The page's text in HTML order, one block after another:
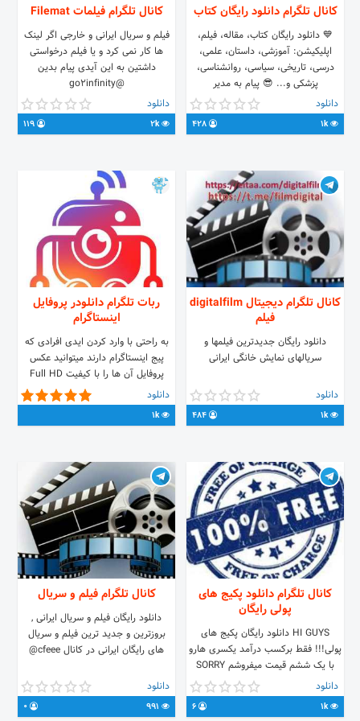
کانال تلگرام دانلود رایگان کتاب
💙 دانلود رایگان کتاب، مقاله، فیلم،
اپلیکیشن: آموزشی، داستان، علمی،
درسی، تاریخی، سیاسی، روانشناسی،
پزشکی و... 😎 پیام به مدیر
@hassan_bsh 🛍 هر روز مطالب
جدید در کانال قرار داده میشه✌
دانلود
1k
کانال تلگرام فیلمات Filemat
فیلم و سریال ایرانی و خارجی اگر لینک
ها کار نمی کرد و یا فیلم درخواستی
داشتین به این آیدی پیام بدین
@go2infinity
دانلود
2k
کانال تلگرام دیجیتال digitalfilm
فیلم
دانلود رایگان جدیدترین فیلمها و
سریالهای نمایش خانگی ایرانی
دانلود
1k
ربات تلگرام دانلودر پروفایل
اینستاگرام
به راحتی با وارد کردن ایدی افرادی که
پیج اینستاگرام دارند میتوانید عکس
پروفایل آن ها را با کیفیت Full HD
دریافت کنید بدون حتی یک ثانیه وقفه .
دانلود
1k
کانال تلگرام دانلود پکیج های
پولی رایگان
HI GUYS دانلود رایگان پکیج های
پولی!!! فقط برکسب درآمد یکسری هارو
با یک ششم قیمت میفروشم SORRY
دانلود
1k
کانال تلگرام فیلم و سریال
دانلود رایگان فیلم و سریال ایرانی ,
بروزترین و جدید ترین فیلم و سریال
های رایگان ایرانی در کانال cfeee@
دانلود